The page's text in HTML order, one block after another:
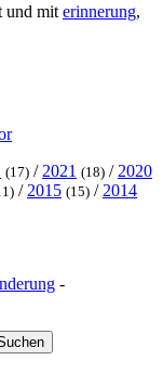
und mit erinnerung,
(17) / 2021 (18) / 2020
/ 2015 (15) / 2014
-